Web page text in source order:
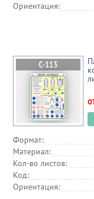
Ориентация:
Формат:
Материал:
Кол-во листов:
Код:
Ориентация: